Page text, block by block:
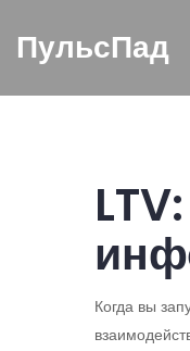
ПульсПад
Когда вы